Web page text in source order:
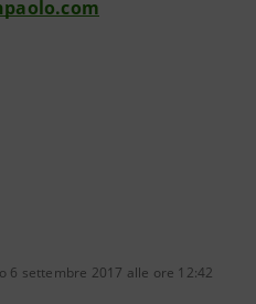
6 settembre 2017 alle ore 12:42